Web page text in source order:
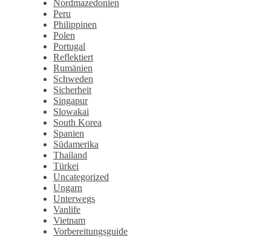
Nordmazedonien
Peru
Philippinen
Polen
Portugal
Reflektiert
Rumänien
Schweden
Sicherheit
Singapur
Slowakai
South Korea
Spanien
Südamerika
Thailand
Türkei
Uncategorized
Ungarn
Unterwegs
Vanlife
Vietnam
Vorbereitungsguide